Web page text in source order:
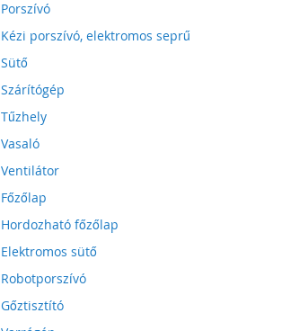
Porszívó
Kézi porszívó, elektromos seprű
Sütő
Szárítógép
Tűzhely
Vasaló
Ventilátor
Főzőlap
Hordozható főzőlap
Elektromos sütő
Robotporszívó
Gőztisztító